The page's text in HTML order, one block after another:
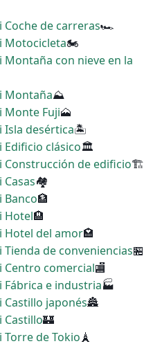
de carreras🏎
Motocicleta🏍
con nieve en la
Montaña⛰
Monte Fuji🗻
Isla desértica🏝
clásico🏛
Construcción de edificio🏗
🏘
Banco🏦
Hotel🏨
Hotel del amor🏩
de conveniencias🏪
Centro comercial🏬
e industria🏭
japonés🏯
Castillo🏰
de Tokio🗼